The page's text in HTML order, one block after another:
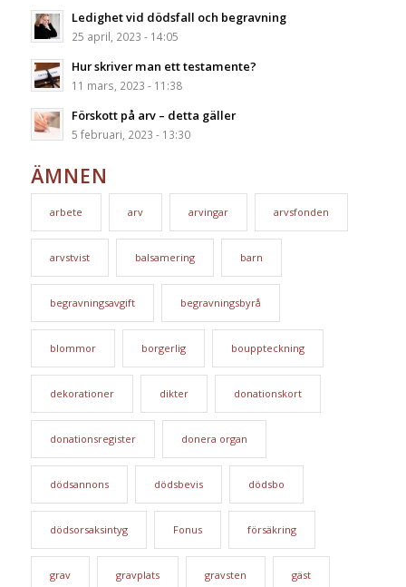
Ledighet vid dödsfall och begravning
25 april, 2023 - 14:05
Hur skriver man ett testamente?
11 mars, 2023 - 11:38
Förskott på arv – detta gäller
5 februari, 2023 - 13:30
ÄMNEN
arbete arv arvingar arvsfonden
arvstvist balsamering barn
begravningsavgift begravningsbyrå
blommor borgerlig bouppteckning
dekorationer dikter donationskort
donationsregister donera organ
dödsannons dödsbevis dödsbo
dödsorsaksintyg Fonus försäkring
grav gravplats gravsten gäst